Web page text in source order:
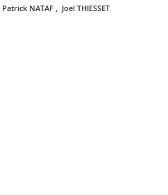
patrick NATAF , joel THIESSET